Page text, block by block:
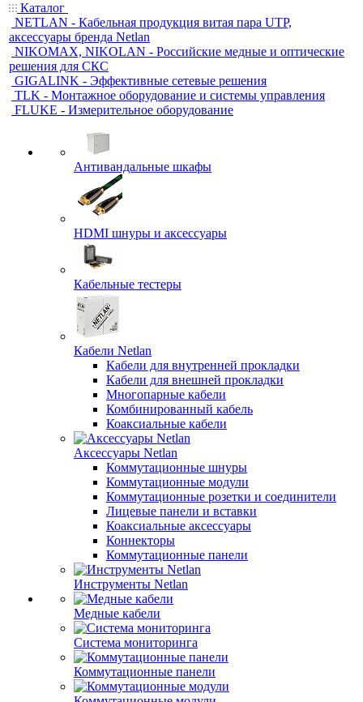
Каталог
NETLAN - Кабельная продукция витая пара UTP,
аксессуары бренда Netlan
NIKOMAX, NIKOLAN - Российские медные и оптические
решения для СКС
GIGALINK - Эффективные сетевые решения
TLK - Монтажное оборудование и системы управления
FLUKE - Измерительное оборудование
Антивандальные шкафы
HDMI шнуры и аксессуары
Кабельные тестеры
Кабели Netlan
Кабели для внутренней прокладки
Кабели для внешней прокладки
Многопарные кабели
Комбинированный кабель
Коаксиальные кабели
Аксессуары Netlan
Коммутационные шнуры
Коммутационные модули
Коммутационные розетки и соединители
Лицевые панели и вставки
Коаксиальные аксессуары
Коннекторы
Коммутационные панели
Инструменты Netlan
Медные кабели
Система мониторинга
Коммутационные панели